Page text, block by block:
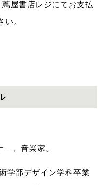
屋書店レジにてお支払
い。
、音楽家。
学部デザイン学科卒業